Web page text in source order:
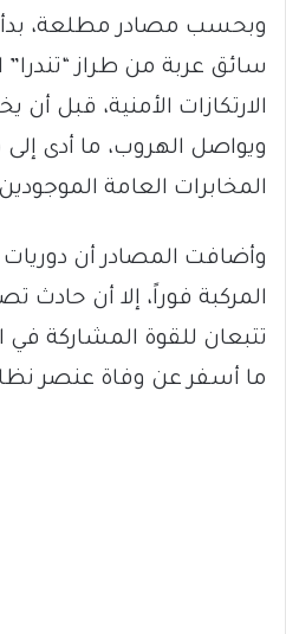
وبحسب مصادر مطلعة،
سائق عربة من طراز “تندرا”
الارتكازات الأمنية، قبل
ويواصل الهروب، ما أدى إلى
المخابرات العامة
وأضافت المصادر أن
المركبة فوراً، إلا أن حادث
تتبعان للقوة المشاركة في
ما أسفر عن وفاة عنصر